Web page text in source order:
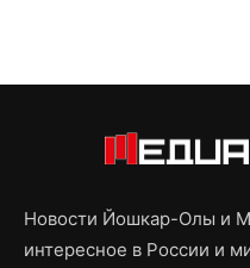
Новости Йошкар-Олы и
интересное в России и